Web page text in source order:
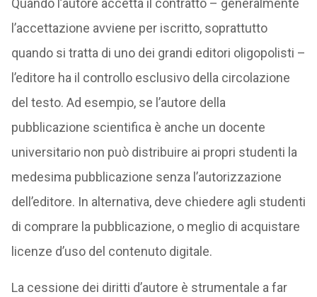
Quando l’autore accetta il contratto – generalmente
l’accettazione avviene per iscritto, soprattutto
quando si tratta di uno dei grandi editori oligopolisti –
l’editore ha il controllo esclusivo della circolazione
del testo. Ad esempio, se l’autore della
pubblicazione scientifica è anche un docente
universitario non può distribuire ai propri studenti la
medesima pubblicazione senza l’autorizzazione
dell’editore. In alternativa, deve chiedere agli studenti
di comprare la pubblicazione, o meglio di acquistare
licenze d’uso del contenuto digitale.
La cessione dei diritti d’autore è strumentale a far